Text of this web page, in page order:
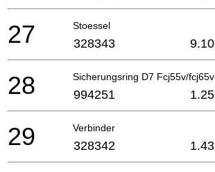
Stoessel
27 328343 9.10
Sicherungsring D7 Fcj55v/fcj65v
28 994251 1.25
Verbinder
29 328342 1.43